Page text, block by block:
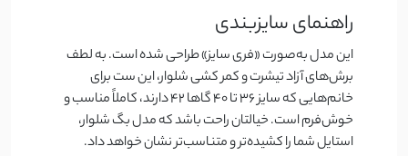
راهنمای سایزبندی
این مدل به‌صورت «فری سایز» طراحی شده است. به لطف
برش‌های آزاد تیشرت و کمر کشی شلوار، این ست برای
خانم‌هایی که سایز 36 تا 40 گاها 42 دارند، کاملاً مناسب و
خوش‌فرم است. خیالتان راحت باشد که مدل بگ شلوار،
استایل شما را کشیده‌تر و متناسب‌تر نشان خواهد داد.